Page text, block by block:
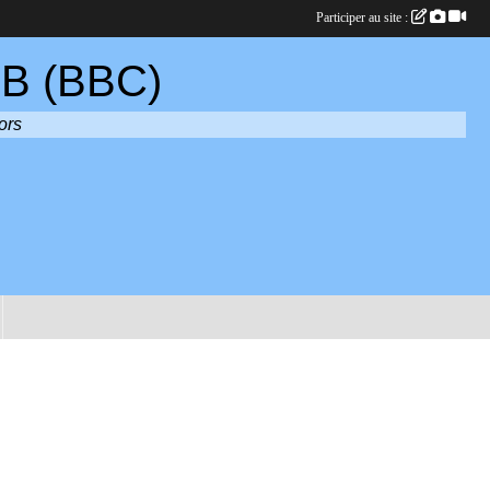
(BBC)
Participer au site :